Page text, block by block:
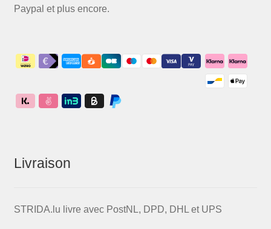
Paypal et plus encore.
Livraison
STRIDA.lu livre avec PostNL, DPD, DHL et UPS